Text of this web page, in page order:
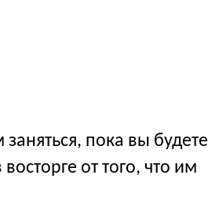
пока вы будете
от того, что им